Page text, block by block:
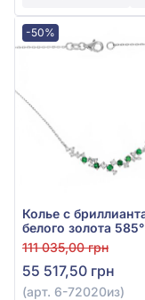
-50%
Колье с
белого золота
зелёным изумрудом
0,29ct и
0,28ct, арт. 6-
111 035,00 грн
55 517,50 грн
(арт. 6-72020из)